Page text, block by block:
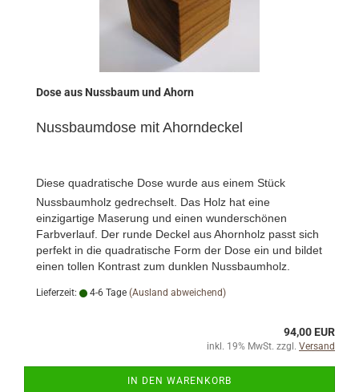
Dose aus Nussbaum und Ahorn
Nussbaumdose mit Ahorndeckel
Diese quadratische Dose wurde aus einem Stück
Nussbaumholz gedrechselt. Das Holz hat eine
einzigartige Maserung und einen wunderschönen
Farbverlauf. Der runde Deckel aus Ahornholz passt sich
perfekt in die quadratische Form der Dose ein und bildet
einen tollen Kontrast zum dunklen Nussbaumholz.
Lieferzeit: 4-6 Tage (Ausland abweichend)
94,00 EUR
inkl. 19% MwSt. zzgl. Versand
IN DEN WARENKORB